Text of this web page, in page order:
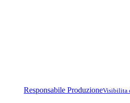
Responsabile ProduzioneVisibilita